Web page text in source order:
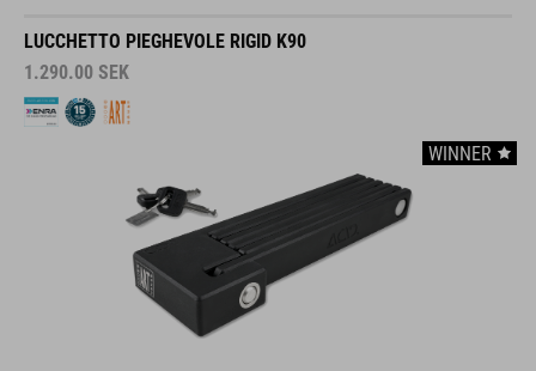
LUCCHETTO PIEGHEVOLE RIGID K90
1.290.00 SEK
WINNER